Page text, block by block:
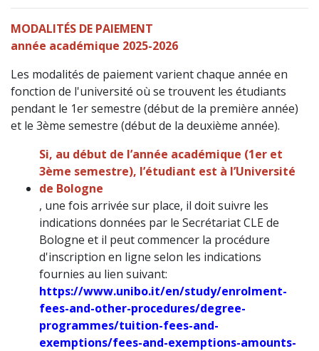
MODALITÉS DE PAIEMENT
année académique 2025-2026
Les modalités de paiement varient chaque année en
fonction de l'université où se trouvent les étudiants
pendant le 1er semestre (début de la première année)
et le 3ème semestre (début de la deuxième année).
Si, au début de l’année académique (1er et
3ème semestre), l’étudiant est à l’Université
de Bologne
, une fois arrivée sur place, il doit suivre les
indications données par le Secrétariat CLE de
Bologne et il peut commencer la procédure
d'inscription en ligne selon les indications
fournies au lien suivant:
https://www.unibo.it/en/study/enrolment-
fees-and-other-procedures/degree-
programmes/tuition-fees-and-
exemptions/fees-and-exemptions-amounts-